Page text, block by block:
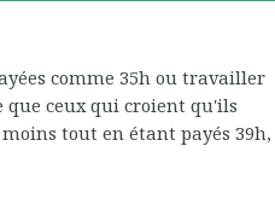
comme 35h ou travailler
que ceux qui croient qu'ils
tout en étant payés 39h,